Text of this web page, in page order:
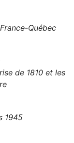
Québec
de 1810 et les
1945